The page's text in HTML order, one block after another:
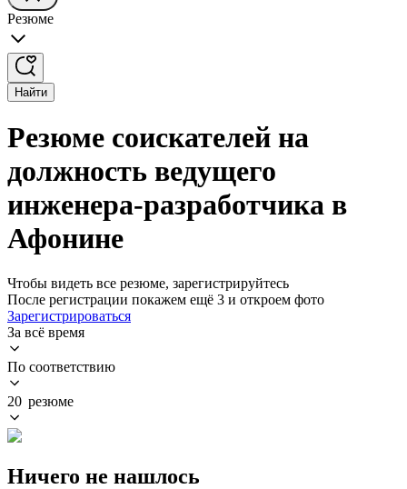
Резюме
Найти
Резюме соискателей на
должность ведущего
инженера-разработчика в
Афонине
Чтобы видеть все резюме, зарегистрируйтесь
После регистрации покажем ещё 3 и откроем фото
Зарегистрироваться
За всё время
По соответствию
20 резюме
Ничего не нашлось